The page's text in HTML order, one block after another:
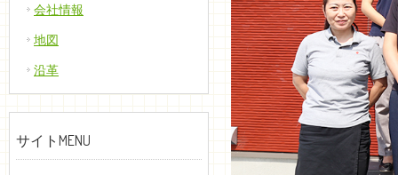
会社情報
地図
沿革
サイトMENU